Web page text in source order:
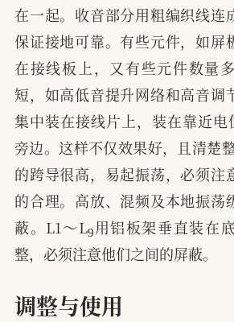
在一起。收音部分用粗编织线连
保证接地可靠。有些元件，如屏
在接线板上，又有些元件数量
短，如高低音提升网络和高音调
集中装在接线片上，装在靠近电
旁边。这样不仅效果好，且清楚
的跨导很高，易起振荡，必须注
的合理。高放、混频及本地振荡
蔽。L1～L9用铝板架垂直装在
整，必须注意他们之间的屏蔽。
调整与使用